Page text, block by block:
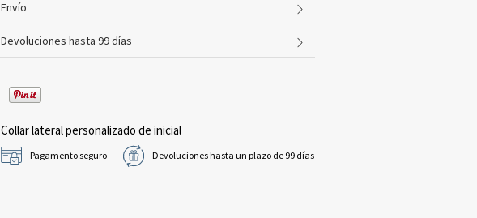
Envío
Devoluciones hasta 99 días
Collar lateral personalizado de inicial
Pagamento seguro Devoluciones hasta un plazo de 99 días